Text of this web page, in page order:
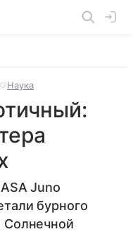
Наука
Juno
бурного